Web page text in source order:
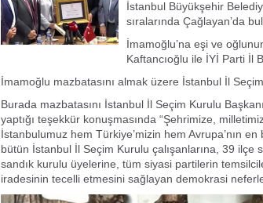
İstanbul Büyükşehir
sıralarında Çağlayan’da
İmamoğlu’na eşi ve
Kaftancıoğlu ile İYİ Parti İl
İmamoğlu mazbatasını almak üzere İstanbul İl
Burada mazbatasını İstanbul İl Seçim Kurulu
yaptığı teşekkür konuşmasında “Şehrimize,
İstanbulumuz hem Türkiye’mizin hem Avrupa’nın
bütün İstanbul İl Seçim Kurulu çalışanlarına, 39 ilçe
sandık kurulu üyelerine, tüm siyasi partilerin
iradesinin tecelli etmesini sağlayan demokrasi